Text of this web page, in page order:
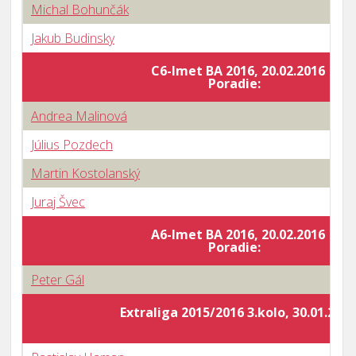
Michal Bohunčák
Jakub Budinsky
C6-Imet BA 2016, 20.02.2016
Poradie:
Andrea Malinová
Július Pozdech
Martin Kostolanský
Juraj Švec
A6-Imet BA 2016, 20.02.2016
Poradie:
Peter Gál
Extraliga 2015/2016 3.kolo, 30.01.2016